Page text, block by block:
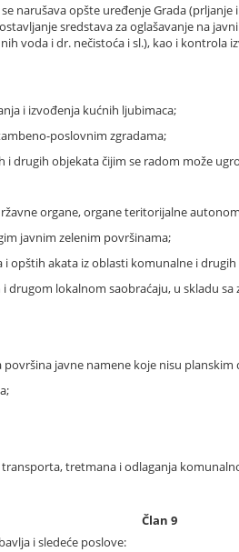
narušava opšte uređenje Grada
sredstava za oglašavanje na
voda i dr. nečistoća i sl.), kao i
i izvođenja kućnih ljubimaca;
poslovnim zgradama;
drugih objekata čijim se radom može
organe, organe teritorijalne
javnim zelenim površinama;
opštih akata iz oblasti komunalne i
lokalnom saobraćaju, u skladu
javne namene koje nisu
tretmana i odlaganja
Član 9
i sledeće poslove: